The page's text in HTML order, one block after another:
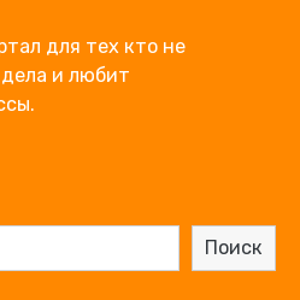
для тех кто не
и любит
Поиск